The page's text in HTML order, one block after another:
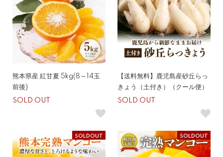
熊本県産 紅甘夏 5kg(8～14玉
前後)
SOLD OUT
【送料無料】鹿児島産砂丘らっ
きょう（土付き）（クール便）
SOLD OUT
SOLDOUT SOLDOUT